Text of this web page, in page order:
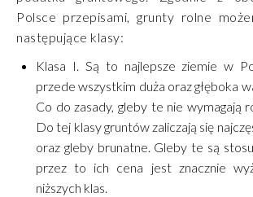
Polsce przepisami, grunty rolne
następujące klasy:
Klasa I. Są to najlepsze ziemie w
przede wszystkim duża oraz głęboka
Co do zasady, gleby te nie wymagają
Do tej klasy gruntów zaliczają się
oraz gleby brunatne. Gleby te są
przez to ich cena jest znacznie
niższych klas.